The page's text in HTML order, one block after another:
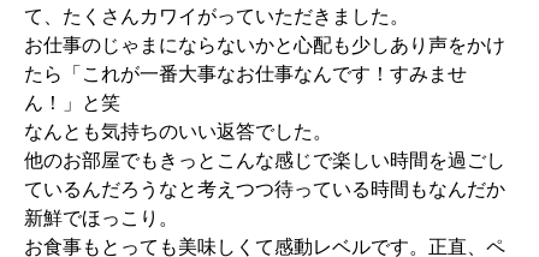
て、たくさんカワイがっていただきました。
お仕事のじゃまにならないかと心配も少しあり声をかけ
たら「これが一番大事なお仕事なんです！すみませ
ん！」と笑
なんとも気持ちのいい返答でした。
他のお部屋でもきっとこんな感じで楽しい時間を過ごし
ているんだろうなと考えつつ待っている時間もなんだか
新鮮でほっこり。
お食事もとっても美味しくて感動レベルです。正直、ペ